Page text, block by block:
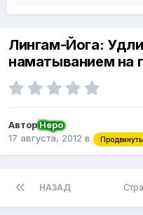
Лингам-Йога:
наматыванием на
АвторНеро
17 августа, 2012 в
НАЗАД